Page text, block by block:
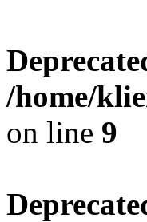
/home/
on line 9